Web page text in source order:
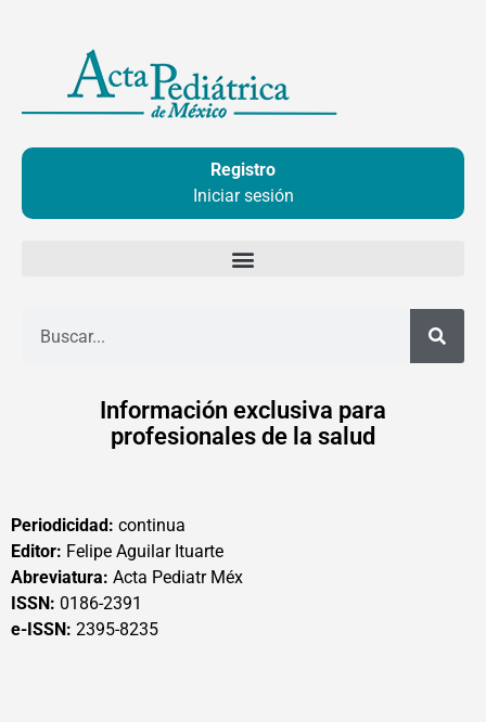
contenido
Registro
Iniciar sesión
Información exclusiva para
profesionales de la salud
Periodicidad: continua
Editor: Felipe Aguilar Ituarte
Abreviatura: Acta Pediatr Méx
ISSN: 0186-2391
e-ISSN: 2395-8235